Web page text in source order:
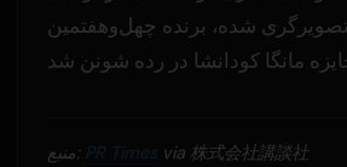
شده، برنده چهل‌وهفتمین
منبع: PR Timesvia 株式会社講談社